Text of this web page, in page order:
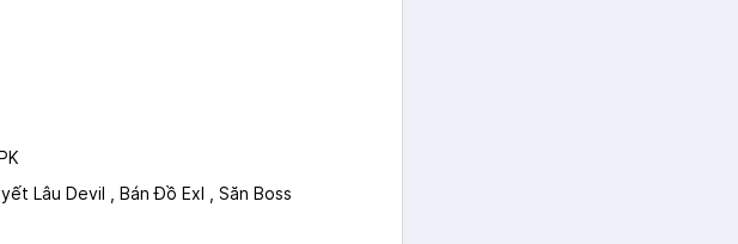
Lâu Devil , Bán Đồ Exl , Săn Boss